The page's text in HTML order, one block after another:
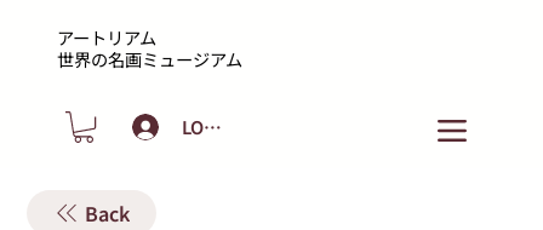
アートリアム
​世界の名画ミュージアム
LOGIN
Back